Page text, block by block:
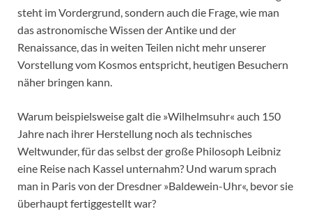
steht im Vordergrund, sondern auch die Frage, wie man
das astronomische Wissen der Antike und der
Renaissance, das in weiten Teilen nicht mehr unserer
Vorstellung vom Kosmos entspricht, heutigen Besuchern
näher bringen kann.
Warum beispielsweise galt die »Wilhelmsuhr« auch 150
Jahre nach ihrer Herstellung noch als technisches
Weltwunder, für das selbst der große Philosoph Leibniz
eine Reise nach Kassel unternahm? Und warum sprach
man in Paris von der Dresdner »Baldewein-Uhr«, bevor sie
überhaupt fertiggestellt war?